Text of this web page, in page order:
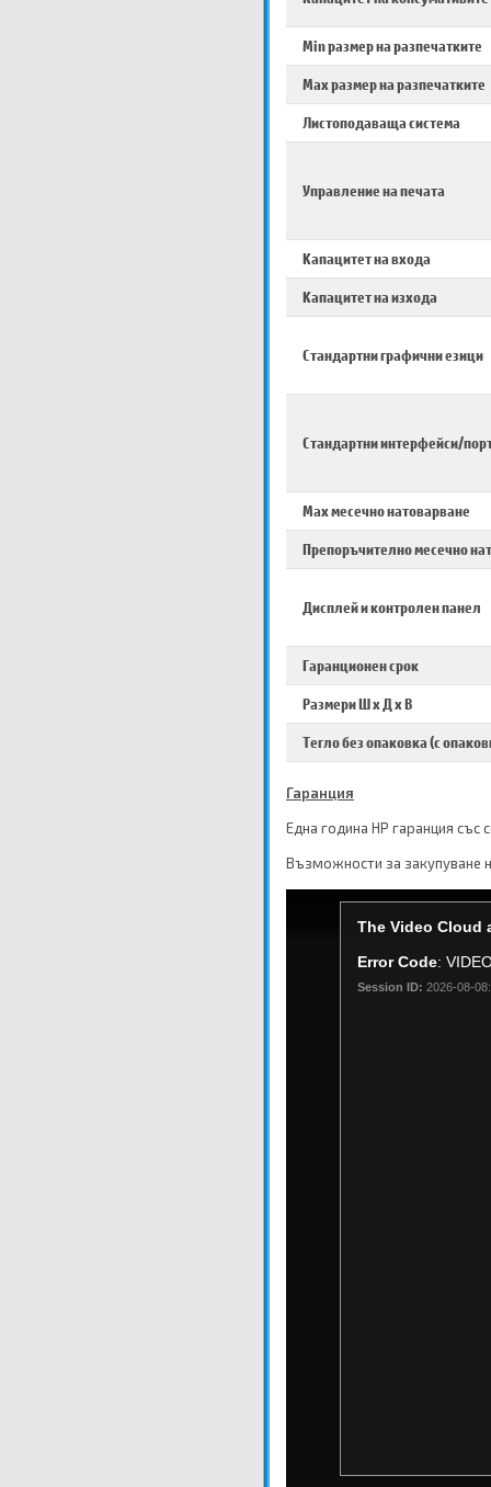
Min размер на разпечатките
Max размер на разпечатките
Листоподаваща система
Управление на печата
Капацитет на входа
Капацитет на изхода
Стандартни графични езици
Стандартни интерфейси/
Max месечно натоварване
Препоръчително месечно
Дисплей и контролен панел
Гаранционен срок
Размери Ш х Д х В
Тегло без опаковка (с
Гаранция
Една година HP гаранция със
Възможности за закупуване